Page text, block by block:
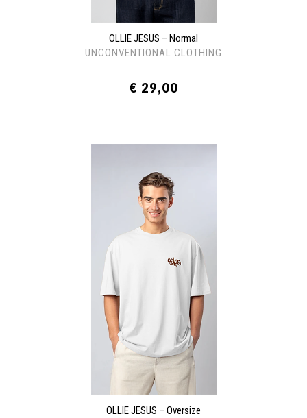
OLLIE JESUS – Normal
UNCONVENTIONAL CLOTHING
€ 29,00
OLLIE JESUS – Oversize